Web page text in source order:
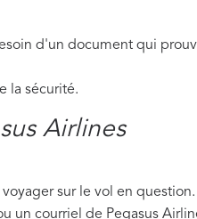
d'un document qui
la sécurité.
Airlines
sur le vol en question.
un courriel de Pegasus